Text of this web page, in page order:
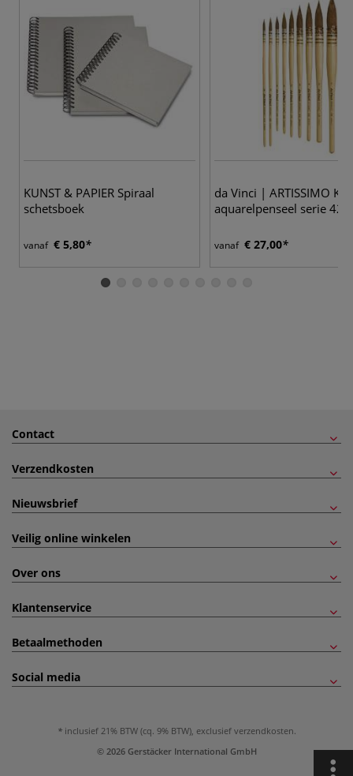
KUNST & PAPIER Spiraal
schetsboek
vanaf € 5,80
da Vinci | ARTISSIMO
aquarelpenseel serie 428
vanaf € 27,00
Contact
Verzendkosten
Nieuwsbrief
Veilig online winkelen
Over ons
Klantenservice
Betaalmethoden
Social media
inclusief 21% BTW (cq. 9% BTW), exclusief verzendkosten.
© 2026 Gerstäcker International GmbH